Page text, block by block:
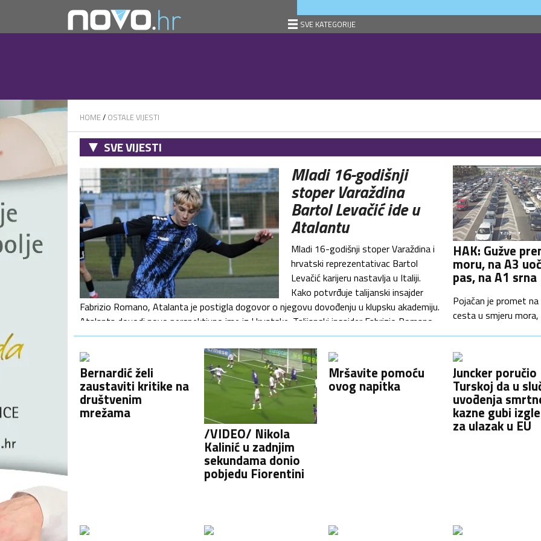
SVE KATEGORIJE
HOME/ OSTALE VIJESTI
SVE VIJESTI
Mladi 16-godišnji
stoper Varaždina
Bartol Levačić ide u
Atalantu
Mladi 16-godišnji stoper Varaždina i
hrvatski reprezentativac Bartol
Levačić karijeru nastavlja u Italiji.
Kako potvrđuje talijanski insajder
Fabrizio Romano, Atalanta je postigla dogovor o njegovu dovođenju u klupsku akademiju.
Atalanta dovodi novo perspektivno ime iz Hrvatske. Talijanski insajder Fabrizio Romano
objavio je kako je klub iz Bergama postigao dogovor za dovođenje 16-godišnjeg
hrvatskog stopera Bartola…
HAK: Gužve
moru, na A3
pas, na A1 srna
Pojačan je promet na
cesta u smjeru mora,
prilagode brzinu i način
vožnje uvjetima na
cestama.
zbog vjetra za
skupine vozila u
A1 Zagreb-Split-
Bernardić želi
zaustaviti kritike na
društvenim
mrežama
/VIDEO/ Nikola
Kalinić u zadnjim
sekundama donio
pobjedu Fiorentini
Mršavite pomoću
ovog napitka
Juncker poručio
Turskoj da u
uvođenja
kazne gubi
za ulazak u EU